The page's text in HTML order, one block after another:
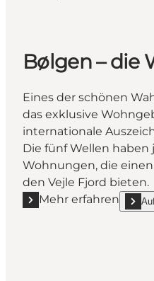
Bølgen – die
Eines der schönen
das exklusive
internationale
Die fünf Wellen
Wohnungen, die
den Vejle Fjord bieten.
Mehr erfahren
Mehr erfahren "Bølgen
show